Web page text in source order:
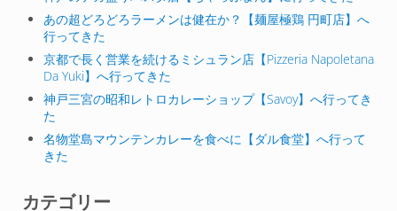
あの超どろどろラーメンは健在か？【麺屋極鶏 円町店】へ
行ってきた
京都で長く営業を続けるミシュラン店【Pizzeria Napoletana
Da Yuki】へ行ってきた
神戸三宮の昭和レトロカレーショップ【Savoy】へ行ってき
た
名物堂島マウンテンカレーを食べに【ダル食堂】へ行って
きた
カテゴリー